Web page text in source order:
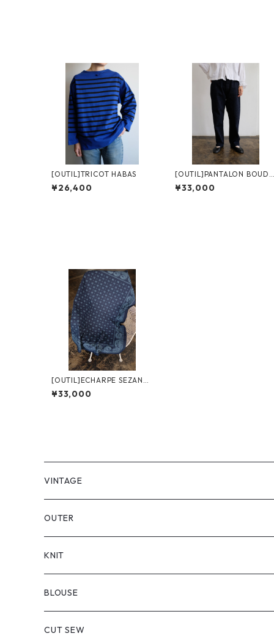
[OUTIL]TRICOT HABAS
¥26,400
[OUTIL]PANTALON BOUDE
S / D.indigo
¥33,000
[OUTIL]ECHARPE SEZANN
E
¥33,000
VINTAGE
OUTER
KNIT
BLOUSE
CUT SEW